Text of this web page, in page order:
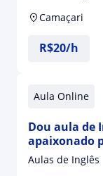
Camaçari
R$20/h
Aula Online
Dou aula de
apaixonado
vc como meu
Aulas de Inglês